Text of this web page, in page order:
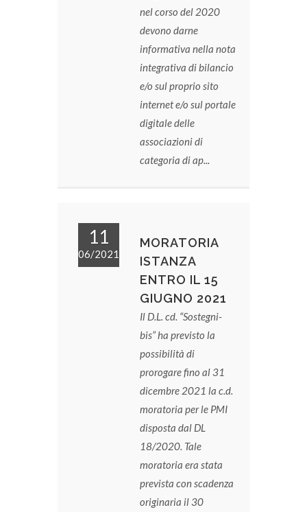
nel corso del 2020
devono darne
informativa nella nota
integrativa di bilancio
e/o sul proprio sito
internet e/o sul portale
digitale delle
associazioni di
categoria di ap...
11
06/2021
MORATORIA
ISTANZA
ENTRO IL 15
GIUGNO 2021
Il D.L. cd. “Sostegni-
bis” ha previsto la
possibilità di
prorogare fino al 31
dicembre 2021 la c.d.
moratoria per le PMI
disposta dal DL
18/2020. Tale
moratoria era stata
prevista con scadenza
originaria il 30